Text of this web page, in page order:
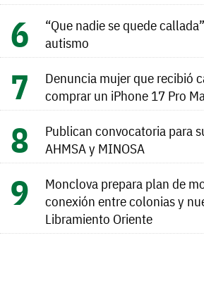
“Que nadie se quede
autismo
Denuncia mujer que recibió
comprar un iPhone 17 Pro
Publican convocatoria para
AHMSA y MINOSA
Monclova prepara plan de
conexión entre colonias y
Libramiento Oriente